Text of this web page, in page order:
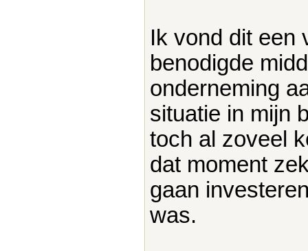
Ik vond dit een
benodigde
onderneming
situatie in mijn
toch al zoveel
dat moment
gaan
was.